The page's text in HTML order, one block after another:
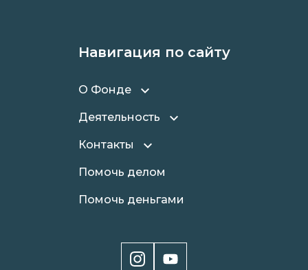
Навигация по сайту
О Фонде
Деятельность
Контакты
Помочь делом
Помочь деньгами